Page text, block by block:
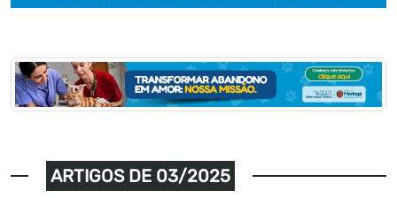
ARTIGOS DE 03/2025